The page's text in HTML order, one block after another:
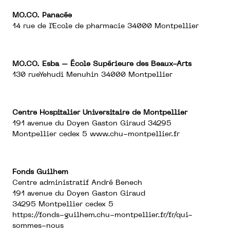
MO.CO. Panacée
14 rue de l’Ecole de pharmacie 34000 Montpellier
MO.CO. Esba – École Supérieure des Beaux-Arts
130 rueYehudi Menuhin 34000 Montpellier
Centre Hospitalier Universitaire de Montpellier
191 avenue du Doyen Gaston Giraud 34295
Montpellier cedex 5 www.chu-montpellier.fr
Fonds Guilhem
Centre administratif André Benech
191 avenue du Doyen Gaston Giraud
34295 Montpellier cedex 5
https://fonds-guilhem.chu-montpellier.fr/fr/qui-
sommes-nous